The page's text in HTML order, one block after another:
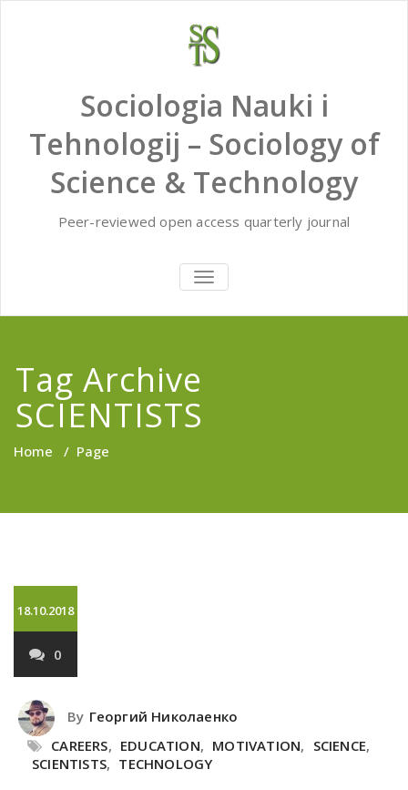
Sociologia Nauki i
Tehnologij – Sociology of
Science & Technology
Peer-reviewed open access quarterly journal
TOGGLE
NAVIGATION
Tag Archive
SCIENTISTS
Home / Page
18.10.2018
0
By Георгий Николаенко
CAREERS, EDUCATION, MOTIVATION, SCIENCE,
SCIENTISTS, TECHNOLOGY